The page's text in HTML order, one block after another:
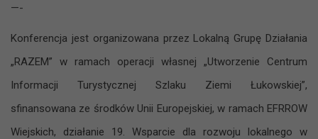
—-
Konferencja jest organizowana przez Lokalną Grupę Działania
„RAZEM” w ramach operacji własnej „Utworzenie Centrum
Informacji Turystycznej Szlaku Ziemi Łukowskiej”,
sfinansowana ze środków Unii Europejskiej, w ramach EFRROW
Wiejskich, działanie 19. Wsparcie dla rozwoju lokalnego w